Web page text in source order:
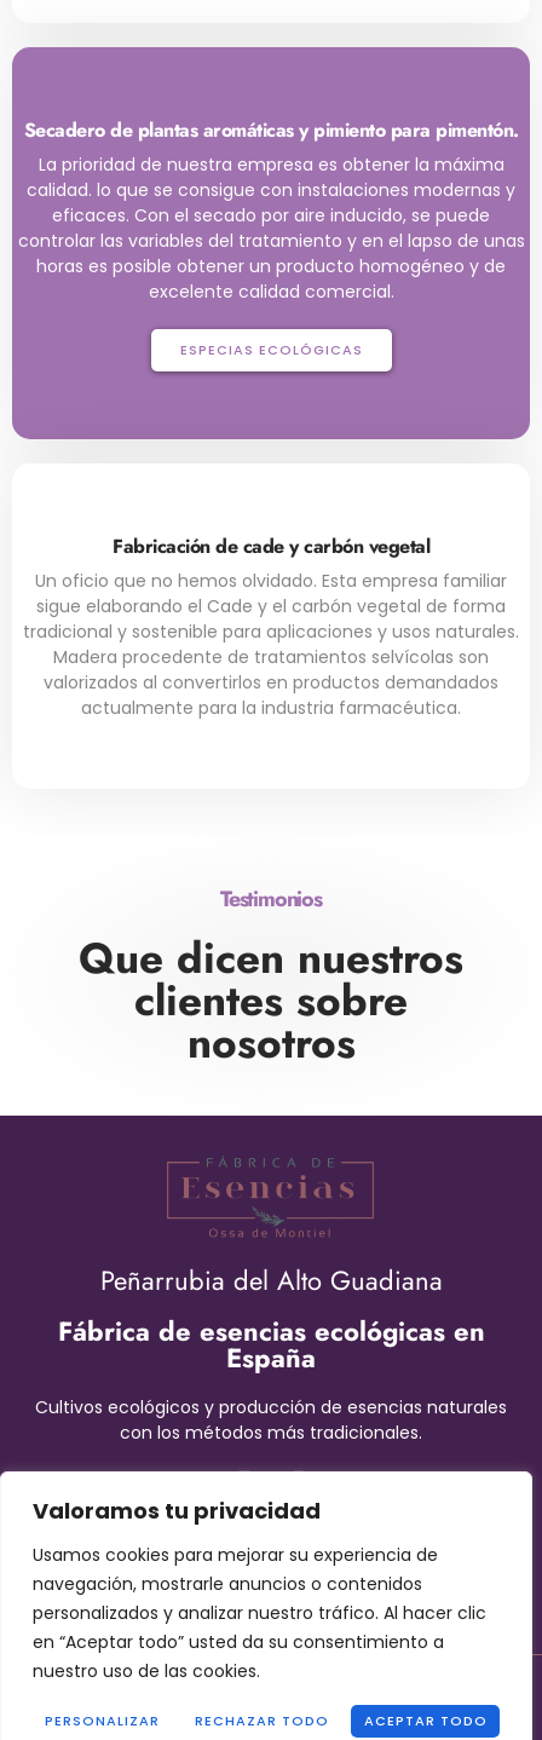
Valoramos tu privacidad
Usamos cookies para mejorar su experiencia de
navegación, mostrarle anuncios o contenidos
personalizados y analizar nuestro tráfico. Al hacer clic
en “Aceptar todo” usted da su consentimiento a
nuestro uso de las cookies.
PERSONALIZAR RECHAZAR TODO ACEPTAR TODO
Secadero de plantas aromáticas y pimiento para pimentón.
La prioridad de nuestra empresa es obtener la máxima
calidad. lo que se consigue con instalaciones modernas y
eficaces. Con el secado por aire inducido, se puede
controlar las variables del tratamiento y en el lapso de unas
horas es posible obtener un producto homogéneo y de
excelente calidad comercial.
ESPECIAS ECOLÓGICAS
Fabricación de cade y carbón vegetal
Un oficio que no hemos olvidado. Esta empresa familiar
sigue elaborando el Cade y el carbón vegetal de forma
tradicional y sostenible para aplicaciones y usos naturales.
Madera procedente de tratamientos selvícolas son
valorizados al convertirlos en productos demandados
actualmente para la industria farmacéutica.
Testimonios
Que dicen nuestros
clientes sobre
nosotros
Peñarrubia del Alto Guadiana
Fábrica de esencias ecológicas en
España
Cultivos ecológicos y producción de esencias naturales
con los métodos más tradicionales.
–Cookies